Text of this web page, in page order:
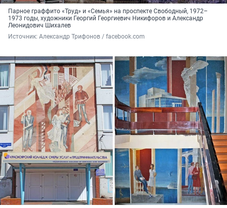
Парное граффито «Труд» и «Семья» на проспекте Свободный, 1972–
1973 годы, художники Георгий Георгиевич Никифоров и Александр
Леонидович Шихалев
Источник: Александр Трифонов / facebook.com